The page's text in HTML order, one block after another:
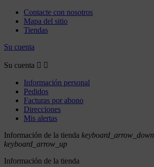
Contacte con nosotros
Mapa del sitio
Tiendas
Su cuenta
Su cuenta  
Información personal
Pedidos
Facturas por abono
Direcciones
Mis alertas
Información de la tienda keyboard_arrow_down
keyboard_arrow_up
Información de la tienda